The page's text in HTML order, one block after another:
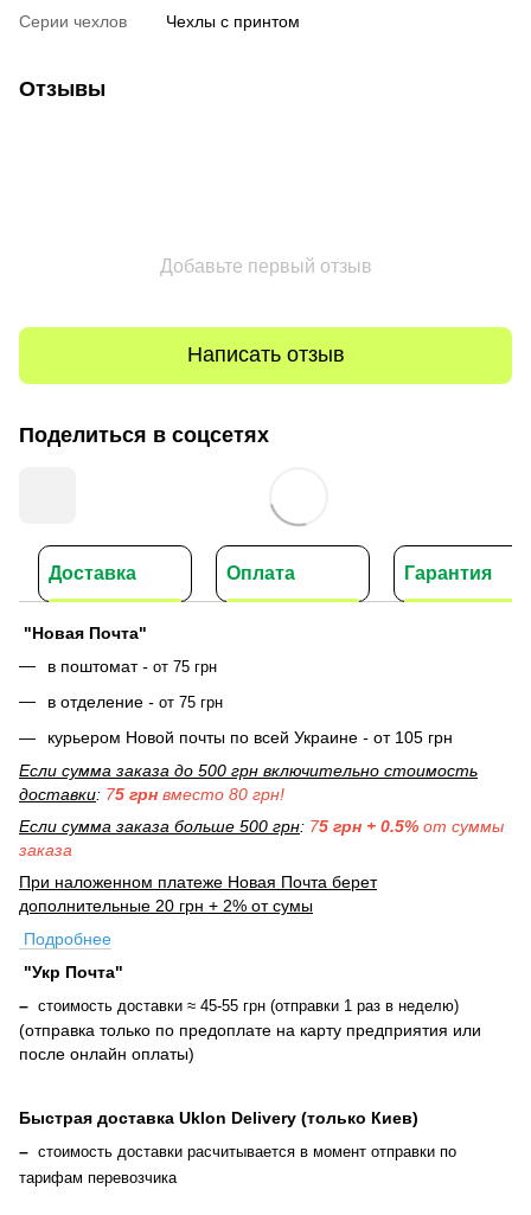
Серии чехлов Чехлы с принтом
Отзывы
Добавьте первый отзыв
Написать отзыв
Поделиться в соцсетях
Доставка Оплата Гарантия
"Новая Почта"
в поштомат- от 75 грн
в отделение - от 75 грн
курьером Новой почты по всей Украине - от 105 грн
Если сумма заказа до 500 грн включительно стоимость
доставки: 75 грн вместо 80 грн!
Если сумма заказа больше 500 грн: 75 грн + 0.5% от суммы
заказа
При наложенном платеже Новая Почта берет
дополнительные 20 грн + 2% от сумы
Подробнее
"Укр Почта"
– стоимость доставки ≈ 45-55 грн (отправки 1 раз в неделю)
(отправка только по предоплате на карту предприятия или
после онлайн оплаты)
Быстрая доставка Uklon Delivery (только Киев)
– стоимость доставки расчитывается в момент отправки по
тарифам перевозчика